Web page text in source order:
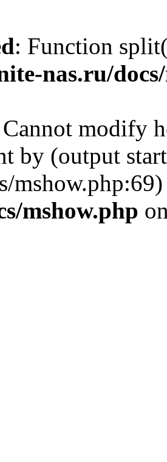
: Function
nas.ru/
modify
by (output
mshow.php